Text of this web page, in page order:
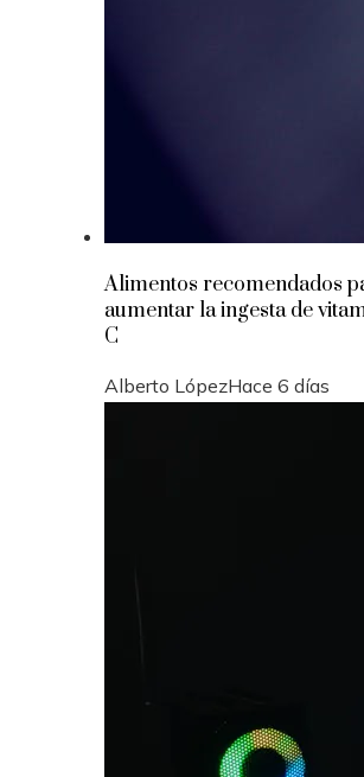
Alimentos recomendados
aumentar la ingesta de
C
Alberto LópezHace 6 días